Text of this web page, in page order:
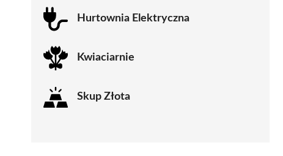
Hurtownia Elektryczna
Kwiaciarnie
Skup Złota